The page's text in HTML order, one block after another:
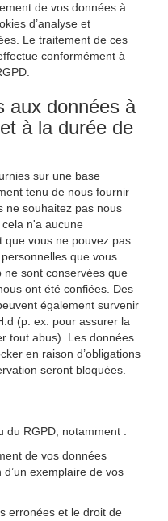
de vos données à
d’analyse et
Le traitement de ces
conformément à
aux données à
à la durée de
sur une base
tenu de nous fournir
ne souhaitez pas nous
n'a aucune
que vous ne pouvez pas
que vous
ne sont conservées que
ont été confiées. Des
également survenir
(p. ex. pour assurer la
tout abus). Les données
en raison d’obligations
seront bloquées.
du RGPD, notamment :
de vos données
exemplaire de vos
erronées et le droit de